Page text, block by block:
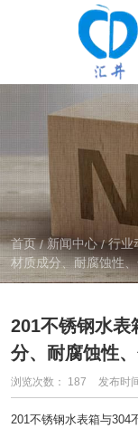
首页/新闻中心 /行业
材质成分、耐腐蚀性
201不锈钢水表
分、耐腐蚀性
浏览次数： 187 发布时
201不锈钢水表箱与304